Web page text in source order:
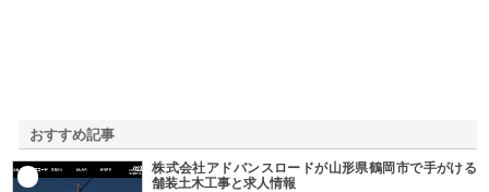
おすすめ記事
株式会社アドバンスロードが山形県鶴岡市で手がける
舗装土木工事と求人情報